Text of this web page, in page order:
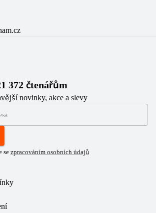
372 čtenářům
novinky, akce a slevy
se zpracováním osobních údajů